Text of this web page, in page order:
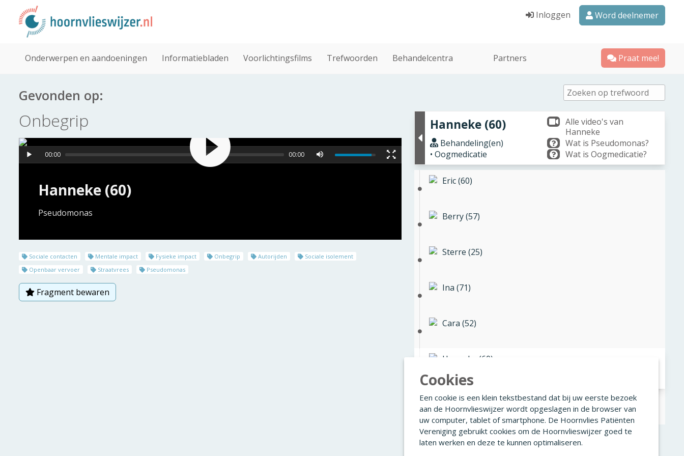
Inloggen Word deelnemer
Onderwerpen en aandoeningen Informatiebladen Voorlichtingsfilms Trefwoorden Behandelcentra Partners Praat mee!
Gevonden op:
Onbegrip
Hanneke (60)
Pseudomonas
00:00 00:00
Sociale contacten Mentale impact Fysieke impact Onbegrip Autorijden
Sociale isolement
Openbaar vervoer
Straatvrees Pseudomonas
Fragment bewaren
Hanneke (60)
Behandeling(en)
• Oogmedicatie
Alle video's van
Hanneke
Wat is Pseudomonas?
Wat is Oogmedicatie?
Eric (60)
Berry (57)
Sterre (25)
Ina (71)
Cara (52)
Hanneke (60)
Linda (49)
Cookies
Een cookie is een klein tekstbestand dat bij uw eerste bezoek
aan de Hoornvlieswijzer wordt opgeslagen in de browser van
uw computer, tablet of smartphone. De Hoornvlies Patiënten
Vereniging gebruikt cookies om de Hoornvlieswijzer goed te
laten werken en deze te kunnen optimaliseren.